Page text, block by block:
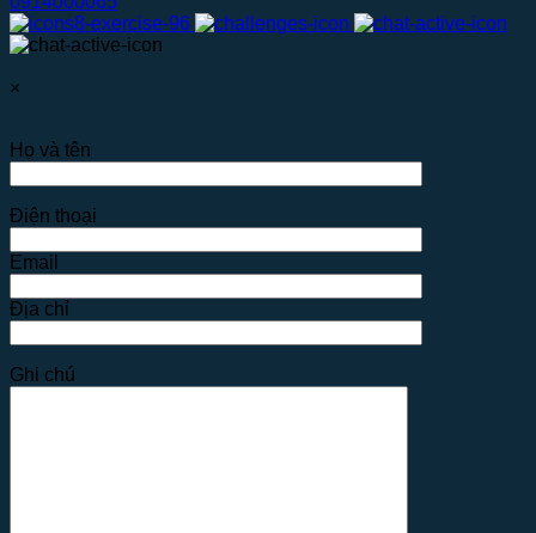
×
Họ và tên
Điện thoại
Email
Địa chỉ
Ghi chú